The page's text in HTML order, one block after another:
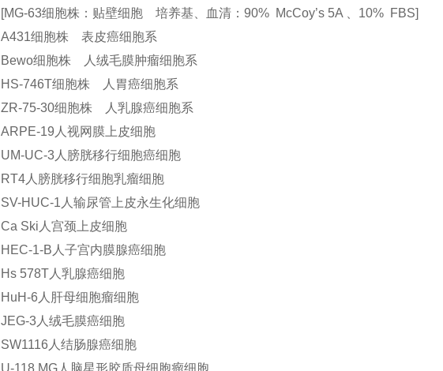
[MG-63细胞株：贴壁细胞 培养基、血清：90% McCoy’s 5A 、10% FBS]
A431细胞株 表皮癌细胞系
Bewo细胞株 人绒毛膜肿瘤细胞系
HS-746T细胞株 人胃癌细胞系
ZR-75-30细胞株 人乳腺癌细胞系
ARPE-19人视网膜上皮细胞
UM-UC-3人膀胱移行细胞癌细胞
RT4人膀胱移行细胞乳瘤细胞
SV-HUC-1人输尿管上皮永生化细胞
Ca Ski人宫颈上皮细胞
HEC-1-B人子宫内膜腺癌细胞
Hs 578T人乳腺癌细胞
HuH-6人肝母细胞瘤细胞
JEG-3人绒毛膜癌细胞
SW1116人结肠腺癌细胞
U-118 MG人脑星形胶质母细胞瘤细胞